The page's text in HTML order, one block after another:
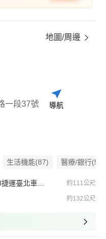
地圖/周邊
一段37號 導航
生活機能(87) 醫療/銀行(52)
臺北車站M3 約111公尺
約132公尺